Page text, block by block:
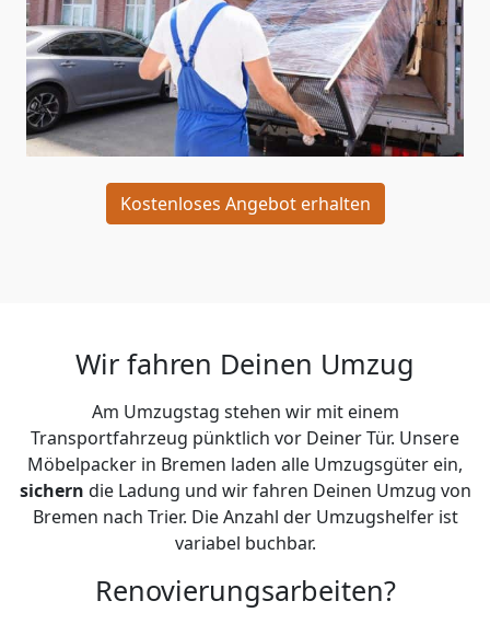
Kostenloses Angebot erhalten
Wir fahren Deinen Umzug
Am Umzugstag stehen wir mit einem
Transportfahrzeug pünktlich vor Deiner Tür. Unsere
Möbelpacker in Bremen laden alle Umzugsgüter ein,
sichern die Ladung und wir fahren Deinen Umzug von
Bremen nach Trier. Die Anzahl der Umzugshelfer ist
variabel buchbar.
Renovierungsarbeiten?